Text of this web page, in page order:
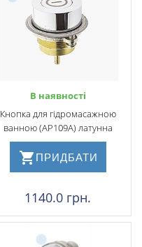
В наявності
Кнопка для гідромасажною
ванною (АР109А) латунна
ПРИДБАТИ
1140.0 грн.